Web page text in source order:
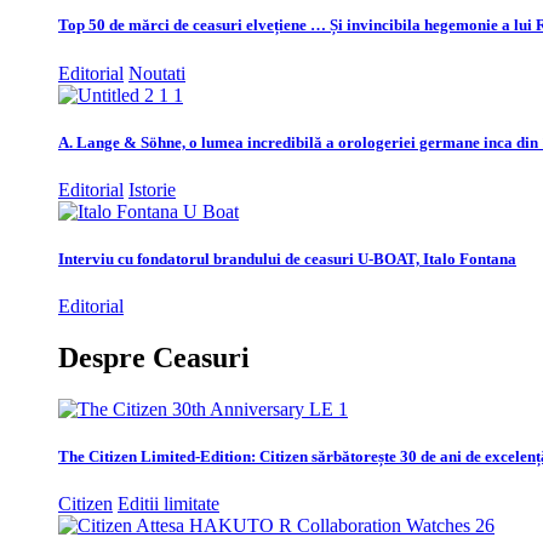
Top 50 de mărci de ceasuri elvețiene … Și invincibila hegemonie a lui
Editorial Noutati
A. Lange & Söhne, o lumea incredibilă a orologeriei germane inca din
Editorial Istorie
Interviu cu fondatorul brandului de ceasuri U-BOAT, Italo Fontana
Editorial
Despre Ceasuri
The Citizen Limited-Edition: Citizen sărbătorește 30 de ani de
Citizen Editii limitate